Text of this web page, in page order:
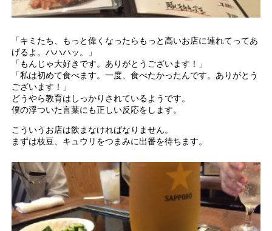
「キミたち、もっと偉くなったらもっと高いお店に連れてってあ
げるよ。ハハハッ。」
「もんじゃ大好きです。ありがとうございます！」
「私は初めて食べます。一度、食べたかったんです。ありがとう
ございます！」
どうやら教育はしっかりされているようです。
僕の浮ついた言葉にも正しい反応をします。
こういうお店は飲まなければなりません。
まずは枝豆、キュウリをつまみに出番を待ちます。